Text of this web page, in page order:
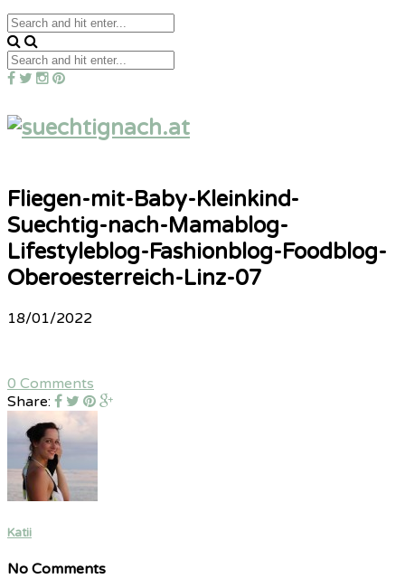
Fliegen-mit-Baby-Kleinkind-
Suechtig-nach-Mamablog-
Lifestyleblog-Fashionblog-Foodblog-
Oberoesterreich-Linz-07
18/01/2022
0 Comments
Share:
Katii
No Comments